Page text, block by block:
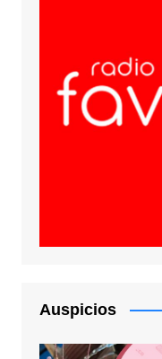
Auspicios